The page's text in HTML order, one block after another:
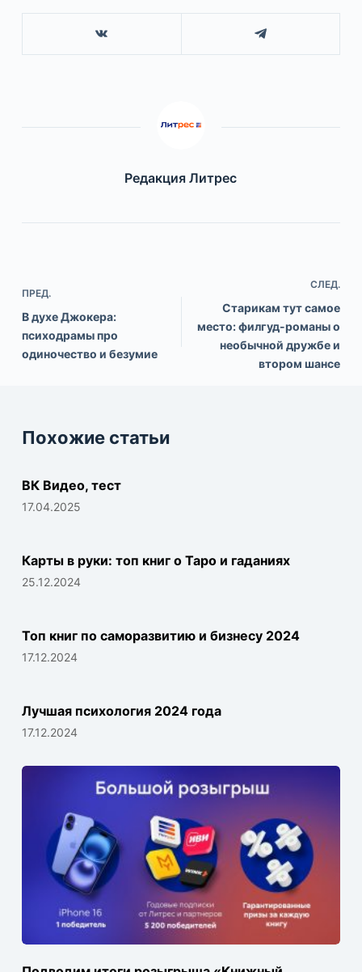
Редакция Литрес
ПРЕД.
В духе Джокера:
психодрамы про
одиночество и безумие
СЛЕД.
Старикам тут самое
место: филгуд-романы о
необычной дружбе и
втором шансе
Похожие статьи
ВК Видео, тест
17.04.2025
Карты в руки: топ книг о Таро и гаданиях
25.12.2024
Топ книг по саморазвитию и бизнесу 2024
17.12.2024
Лучшая психология 2024 года
17.12.2024